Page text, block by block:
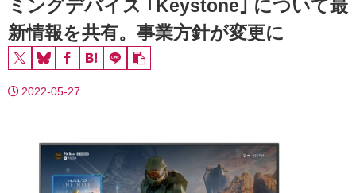
ミングデバイス ｢Keystone｣ について最
新情報を共有。事業方針が変更に
2022-05-27